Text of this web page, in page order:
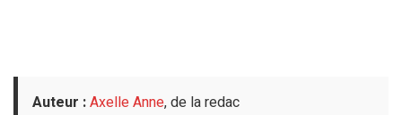
Auteur :Axelle Anne, de la redac